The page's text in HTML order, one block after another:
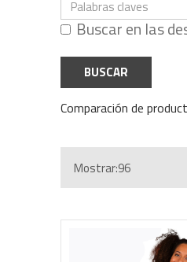
Buscar en las
Comparación de